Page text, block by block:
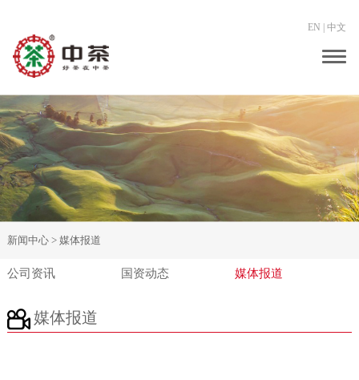
EN 中文
新闻中心 > 媒体报道
公司资讯 国资动态 媒体报道
媒体报道